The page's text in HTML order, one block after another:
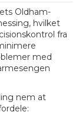
Oldham-
hvilket
fra
med
nem at